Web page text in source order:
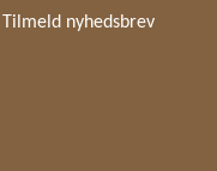
Tilmeld nyhedsbrev